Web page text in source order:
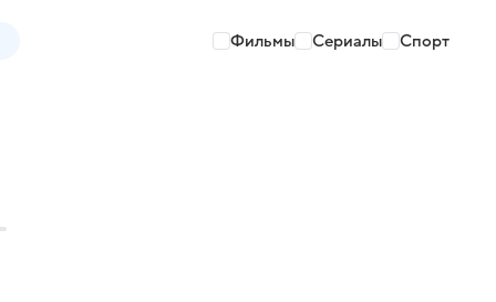
Фильмы Сериалы Спорт